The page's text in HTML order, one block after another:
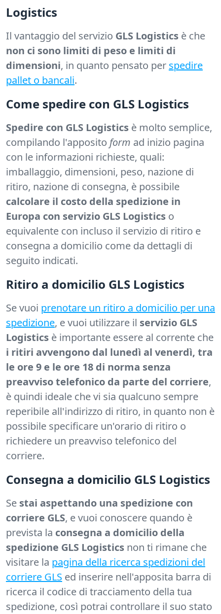
Logistics
Il vantaggio del servizio GLS Logistics è che
non ci sono limiti di peso e limiti di
dimensioni, in quanto pensato per spedire
pallet o bancali.
Come spedire con GLS Logistics
Spedire con GLS Logistics è molto semplice,
compilando l'apposito form ad inizio pagina
con le informazioni richieste, quali:
imballaggio, dimensioni, peso, nazione di
ritiro, nazione di consegna, è possibile
calcolare il costo della spedizione in
Europa con servizio GLS Logistics o
equivalente con incluso il servizio di ritiro e
consegna a domicilio come da dettagli di
seguito indicati.
Ritiro a domicilio GLS Logistics
Se vuoi prenotare un ritiro a domicilio per una
spedizione, e vuoi utilizzare il servizio GLS
Logistics è importante essere al corrente che
i ritiri avvengono dal lunedì al venerdì, tra
le ore 9 e le ore 18 di norma senza
preavviso telefonico da parte del corriere,
è quindi ideale che vi sia qualcuno sempre
reperibile all'indirizzo di ritiro, in quanto non è
possibile specificare un'orario di ritiro o
richiedere un preavviso telefonico del
corriere.
Consegna a domicilio GLS Logistics
Se stai aspettando una spedizione con
corriere GLS, e vuoi conoscere quando è
prevista la consegna a domicilio della
spedizione GLS Logistics non ti rimane che
visitare la pagina della ricerca spedizioni del
corriere GLS ed inserire nell'apposita barra di
ricerca il codice di tracciamento della tua
spedizione, così potrai controllare il suo stato